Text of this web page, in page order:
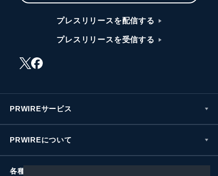
プレスリリースを配信する
プレスリリースを受信する
PRWIREサービス
PRWIREについて
各種お問い合わせ